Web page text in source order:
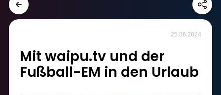
Geräte
25.06.2024
Mit waipu.tv und der
Fußball-EM in den Urlaub